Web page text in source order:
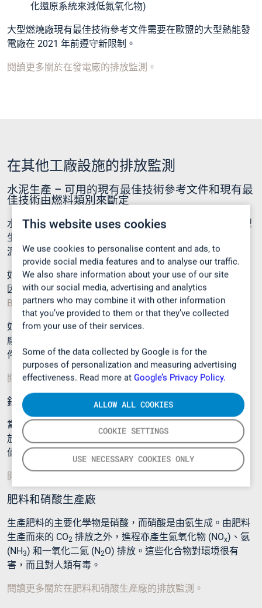
This website uses cookies
We use cookies to personalise content and ads, to
provide social media features and to analyse our traffic.
We also share information about your use of our site
with our social media, advertising and analytics
partners who may combine it with other information
that you’ve provided to them or that they’ve collected
from your use of their services.
Some of the data collected by Google is for the
purposes of personalization and measuring advertising
effectiveness. Read more at Google’s Privacy Policy.
COOKIE SETTINGS
USE NECESSARY COOKIES ONLY
ALLOW ALL COOKIES
化還原系統來減低氮氧化物)
大型燃燒廠現有最佳技術參考文件需要在歐盟的大型熱能發
電廠在 2021 年前遵守新限制。
閱讀更多關於在發電廠的排放監測。
在其他工廠設施的排放監測
水泥生產 – 可用的現有最佳技術參考文件和現有最
佳技術由燃料類別來斷定
水泥廠是其中一個最大的 CO2主要排放生產者，因為其大型
生產能力和煅燒過程，煅燒過程是水泥生產重要的一環。水
泥生產排放需要根據當地排放法規連續被監測。
如果水泥窯利用廢物作為燃料，廠房被分類為廢物焚化廠。
因此，它需要遵守廢物焚化現有最佳技術參考文件 (
BREF)。
如果水泥窯利用廢物以外的其他燃料，生產廠被分類為燃燒
廠。如果其規模夠大，遵守大型燃燒廠現有最佳技術參考文
件 (LCP BREF)。
閱讀更多關於在水泥生產的排放監測。
鋁生產廠
當鋁被強化時，鋁 CO 2
排放和多種氟化合物在冶煉廠被釋
放。這些排放應被準確測量，確保冶煉廠不超過其排放限
值。
閱讀更多關於在鋁生產的排放監測。
肥料和硝酸生產廠
生產肥料的主要化學物是硝酸，而硝酸是由氨生成。由肥料
生產而來的 CO2 排放之外，進程亦產生氮氧化物 (NOx)、氨
(NH3) 和一氧化二氮 (N2O) 排放。這些化合物對環境很有
害，而且對人類有毒。
閱讀更多關於在肥料和硝酸生產廠的排放監測。